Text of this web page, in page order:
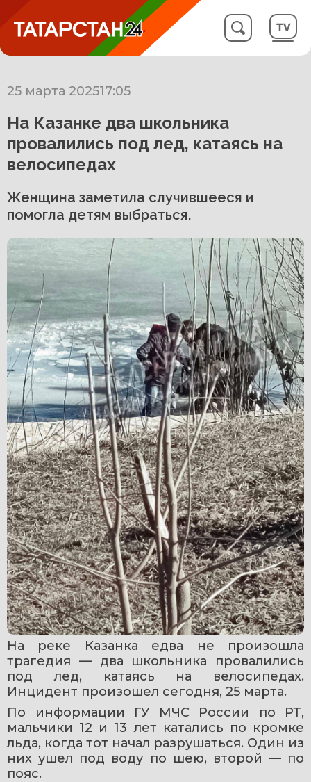
25 марта 202517:05
На Казанке два школьника
провалились под лед, катаясь на
велосипедах
Женщина заметила случившееся и
помогла детям выбраться.
На реке Казанка едва не произошла
трагедия — два школьника провалились
под лед, катаясь на велосипедах.
Инцидент произошел сегодня, 25 марта.
По информации ГУ МЧС России по РТ,
мальчики 12 и 13 лет катались по кромке
льда, когда тот начал разрушаться. Один из
них ушел под воду по шею, второй — по
пояс.